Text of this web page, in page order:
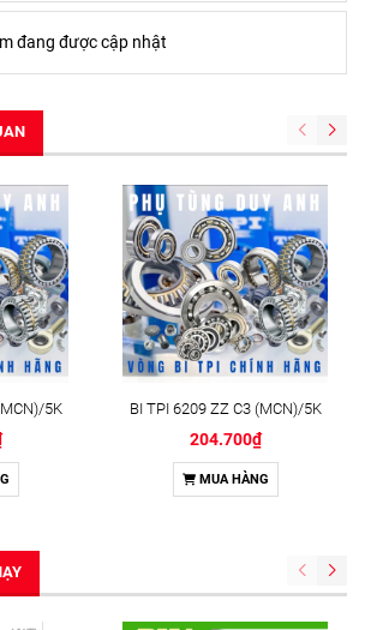
đang được cập nhật
5K BI TPI 6209 ZZ C3 (MCN)/5K
204.700₫
MUA HÀNG